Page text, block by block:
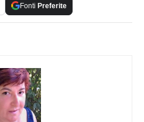
Fonti Preferite